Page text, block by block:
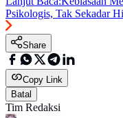
Psikologis, Tak Sekadar
Share
Copy Link
Batal
Tim Redaksi